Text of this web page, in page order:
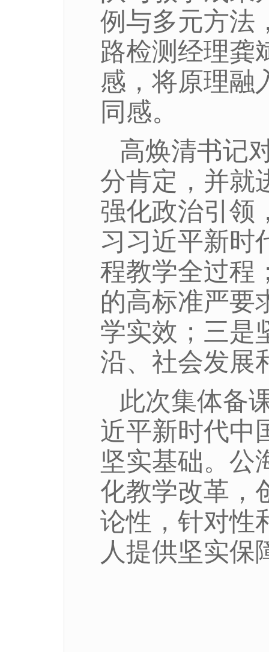
例与多元方法
路检测经理龚
感，将原理融
同感。
高焕清书记
分肯定，并就
强化政治引领
习习近平新时
程教学全过程
的高标准严要
学实效；三是
沿、社会发展
此次集体备
近平新时代中
坚实基础。公
化教学改革，
论性，针对性
人提供坚实保